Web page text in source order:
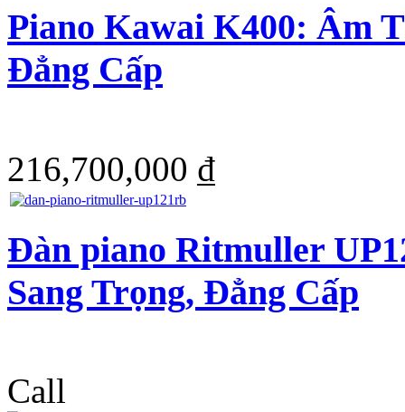
Piano Kawai K400: Âm
Đẳng Cấp
216,700,000 ₫
Đàn piano Ritmuller
Sang Trọng, Đẳng Cấp
Call